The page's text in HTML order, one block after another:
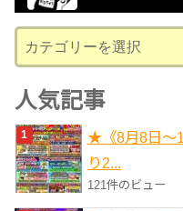
ブ
テ
ゴ
リ
ー
人気記事
★《8月8日～
り2...
121件のビュー